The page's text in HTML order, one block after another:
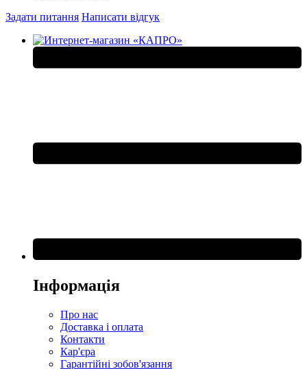
Задати питання Написати відгук
Інформація
Про нас
Доставка і оплата
Контакти
Кар'єра
Гарантійні зобов'язання